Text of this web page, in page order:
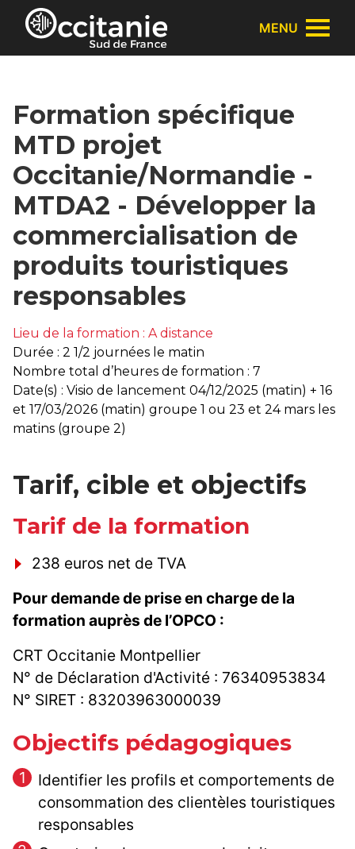
Panneau de gestion des cookies
MENU
Formation spécifique
MTD projet
Occitanie/Normandie -
MTDA2 - Développer la
commercialisation de
produits touristiques
responsables
Lieu de la formation : A distance
Durée : 2 1/2 journées le matin
Nombre total d’heures de formation : 7
Date(s) : Visio de lancement 04/12/2025 (matin) + 16
et 17/03/2026 (matin) groupe 1 ou 23 et 24 mars les
matins (groupe 2)
Tarif, cible et objectifs
Tarif de la formation
238 euros net de TVA
Pour demande de prise en charge de la
formation auprès de l’OPCO :
CRT Occitanie Montpellier
N° de Déclaration d'Activité : 76340953834
N° SIRET : 83203963000039
Objectifs pédagogiques
Identifier les profils et comportements de
consommation des clientèles touristiques
responsables